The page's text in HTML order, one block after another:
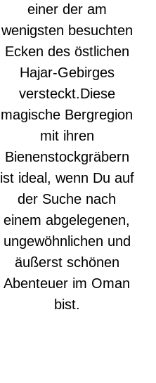
einer der am
wenigsten besuchten
Ecken des östlichen
Hajar-Gebirges
versteckt.Diese
magische Bergregion
mit ihren
Bienenstockgräbern
ist ideal, wenn Du auf
der Suche nach
einem abgelegenen,
ungewöhnlichen und
äußerst schönen
Abenteuer im Oman
bist.